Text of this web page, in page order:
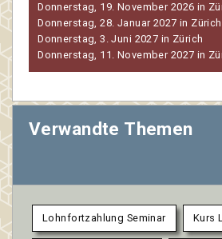
Donnerstag, 19. November 2026 in
Donnerstag, 28. Januar 2027 in Zürich
Donnerstag, 3. Juni 2027 in Zürich
Donnerstag, 11. November 2027 in
Verwandte Themen
Lohnfortzahlung Seminar Kurs